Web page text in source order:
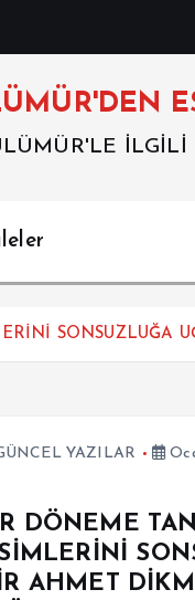
İLGİLİ
SONSUZLUĞA
YAZILAR
DÖNEME
AHMET